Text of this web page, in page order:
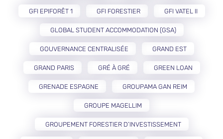
GFI EPIFORÊT 1 GFI FORESTIER GFI VATEL II
GLOBAL STUDENT ACCOMMODATION (GSA)
GOUVERNANCE CENTRALISÉE GRAND EST
GRAND PARIS GRÉ À GRÉ GREEN LOAN
GRENADE ESPAGNE GROUPAMA GAN REIM
GROUPE MAGELLIM
GROUPEMENT FORESTIER D’INVESTISSEMENT